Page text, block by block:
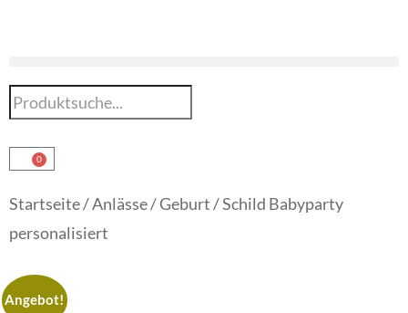
0
Startseite/Anlässe/Geburt/ Schild Babyparty
personalisiert
Angebot!